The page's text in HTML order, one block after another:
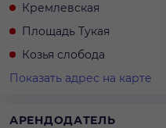
Кремлевская
Площадь Тукая
Козья слобода
Показать адрес на карте
АРЕНДОДАТЕЛЬ